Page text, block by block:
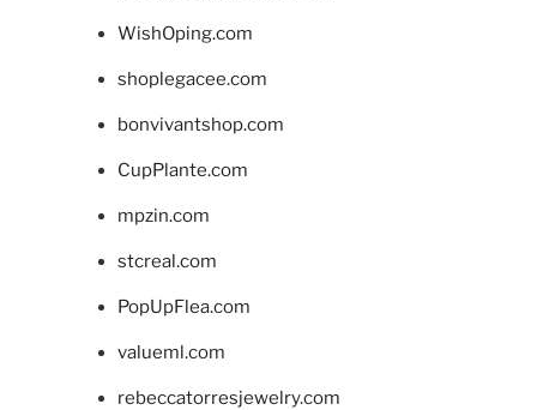
WishOping.com
shoplegacee.com
bonvivantshop.com
CupPlante.com
mpzin.com
stcreal.com
PopUpFlea.com
valueml.com
rebeccatorresjewelry.com